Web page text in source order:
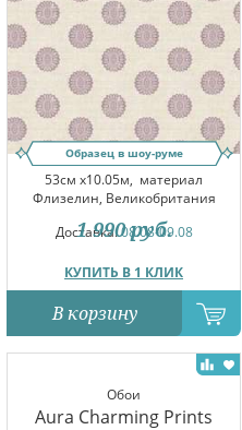
Образец в шоу-руме
53см x10.05м, материал
Флизелин, Великобритания
Доставка:08.08-09.08
КУПИТЬ В 1 КЛИК
1 990 руб.
В корзину
Обои
Aura Charming Prints